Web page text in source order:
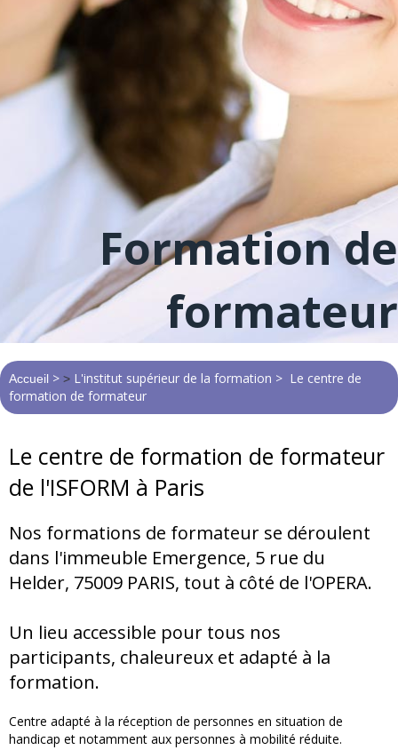
Formation de
formateur
Accueil > > L'institut supérieur de la formation > Le centre de
formation de formateur
Le centre de formation de formateur
de l'ISFORM à Paris
Nos formations de formateur se déroulent
dans l'immeuble Emergence, 5 rue du
Helder, 75009 PARIS, tout à côté de l'OPERA.
Un lieu accessible pour tous nos
participants, chaleureux et adapté à la
formation.
Centre adapté à la réception de personnes en situation de
handicap et notamment aux personnes à mobilité réduite.